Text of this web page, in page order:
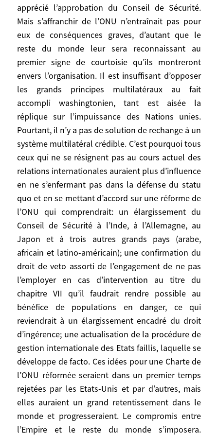
apprécié l’approbation du Conseil de Sécurité.
Mais s’affranchir de l’ONU n’entraînait pas pour
eux de conséquences graves, d’autant que le
reste du monde leur sera reconnaissant au
premier signe de courtoisie qu’ils montreront
envers l’organisation. Il est insuffisant d’opposer
les grands principes multilatéraux au fait
accompli washingtonien, tant est aisée la
réplique sur l’impuissance des Nations unies.
Pourtant, il n’y a pas de solution de rechange à un
système multilatéral crédible. C’est pourquoi tous
ceux qui ne se résignent pas au cours actuel des
relations internationales auraient plus d’influence
en ne s’enfermant pas dans la défense du statu
quo et en se mettant d’accord sur une réforme de
l’ONU qui comprendrait: un élargissement du
Conseil de Sécurité à l’Inde, à l’Allemagne, au
Japon et à trois autres grands pays (arabe,
africain et latino-américain); une confirmation du
droit de veto assorti de l’engagement de ne pas
l’employer en cas d’intervention au titre du
chapitre VII qu’il faudrait rendre possible au
bénéfice de populations en danger, ce qui
reviendrait à un élargissement encadré du droit
d’ingérence; une actualisation de la procédure de
gestion internationale des Etats faillis, laquelle se
développe de facto. Ces idées pour une Charte de
l’ONU réformée seraient dans un premier temps
rejetées par les Etats-Unis et par d’autres, mais
elles auraient un grand retentissement dans le
monde et progresseraient. Le compromis entre
l’Empire et le reste du monde s’imposera.
Etats-Unis? Les exemples du protocole de
Kyoto ou de la Cour pénale – où les Etats-
Unis n’ont tenu aucun compte des
positions unanimes des Européens – ne
plaident pas dans ce sens, mais la
démarche mérite d’être prise en
considération.
Mais si influencer les Etats-Unis se révèle
presque impossible dans les conditions
actuelles, il faut alors, dans l’intérêt de
l’équilibre du monde et peut-être même
dans leur propre intérêt, modifier les
rapports de forces et bâtir un contrepoids
au niveau international comme au niveau
européen. Un contrepoids n’est pas
forcément hostile – voir l’euro -, mais il
change la donne en posant des bornes.
Y a-t-il un contrepoids possible, non
conflictuel, à la puissance américaine? Le
système multilatéral actuel des Nations
unies ne constitue pas en tant que tel un
contrepoids. Trop de disproportions entre
l’«hyper» et les «hypo»-puissances, les
puissances et les pseudo-Etats, trop de
failles et de travers flagrants aux Nations
unies, qui, du coup, ne peuvent pas être un
cadre contraignant. Dans l’affaire
irakienne, les Etats-Unis auraient apprécié
l’approbation du Conseil de Sécurité. Mais
s’affranchir de l’ONU n’entraînait pas pour
eux de conséquences graves, d’autant que
le reste du monde leur sera reconnaissant